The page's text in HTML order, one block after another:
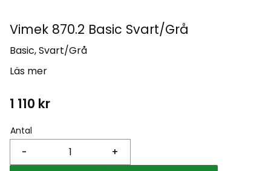
Vimek 870.2 Basic Svart/Grå
Basic, Svart/Grå
Läs mer
1 110 kr
Antal
+
-